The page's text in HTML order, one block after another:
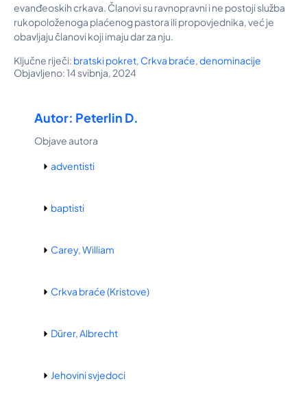
evanđeoskih crkava. Članovi su ravnopravni i ne postoji služba
rukopoloženoga plaćenog pastora ili propovjednika, već je
obavljaju članovi koji imaju dar za nju.
Ključne riječi: bratski pokret, Crkva braće,denominacije
Objavljeno: 14 svibnja, 2024
Autor: Peterlin D.
Objave autora
adventisti
baptisti
Carey, William
Crkva braće (Kristove)
Dürer, Albrecht
Jehovini svjedoci